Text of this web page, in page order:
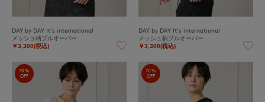
DAY by DAY It's international
メッシュ柄プルオーバー
￥3,300(税込)
DAY by DAY It's international
メッシュ柄プルオーバー
￥3,300(税込)
70%
OFF
70%
OFF